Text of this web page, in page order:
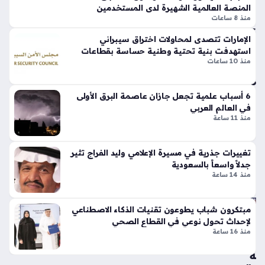
تين
نتا
ل
ج
ي
س
وبر
سب
س
تك
سر
قوا
الت
ص
مي
الت
ف
الر
عد
ية
في
ة
منا
ط
ق
31
دقي
عب
ه
أجزاء من مناطق نجران وجازان وعسير والباحة ومكة المكرمة، مع…
المنصة العالمية الشهيرة لدى المستخدمين
منذ 8 ساعات
الإمارات تتصدى لمحاولات اختراق سيبراني
استهدفت بنية تحتية وطنية حساسة بقطاعات
حيوية
منذ 10 ساعات
6 أسباب علمية تجعل جازان عاصمة البرق الأولى
في العالم العربي
منذ 11 ساعة
تغييرات جذرية في مسيرة الإعلامي وليد الفراج تثير
جدلاً واسعاً بالسعودية
منذ 14 ساعة
مبتكرون شباب يطوعون تقنيات الذكاء الاصطناعي
لإحداث تحول نوعي في القطاع الصحي
منذ 16 ساعة